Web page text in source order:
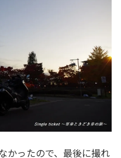
かったので、最後に撮れ